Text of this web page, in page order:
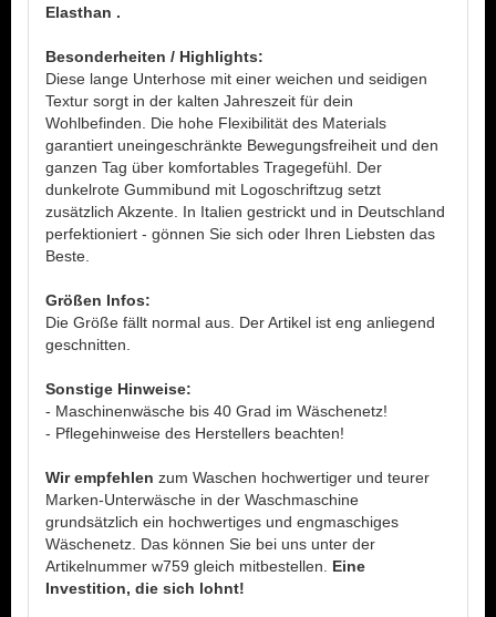
Elasthan .
Besonderheiten / Highlights:
Diese lange Unterhose mit einer weichen und seidigen
Textur sorgt in der kalten Jahreszeit für dein
Wohlbefinden. Die hohe Flexibilität des Materials
garantiert uneingeschränkte Bewegungsfreiheit und den
ganzen Tag über komfortables Tragegefühl. Der
dunkelrote Gummibund mit Logoschriftzug setzt
zusätzlich Akzente. In Italien gestrickt und in Deutschland
perfektioniert - gönnen Sie sich oder Ihren Liebsten das
Beste.
Größen Infos:
Die Größe fällt normal aus. Der Artikel ist eng anliegend
geschnitten.
Sonstige Hinweise:
- Maschinenwäsche bis 40 Grad im Wäschenetz!
- Pflegehinweise des Herstellers beachten!
Wir empfehlen zum Waschen hochwertiger und teurer
Marken-Unterwäsche in der Waschmaschine
grundsätzlich ein hochwertiges und engmaschiges
Wäschenetz. Das können Sie bei uns unter der
Artikelnummer w759 gleich mitbestellen. Eine
Investition, die sich lohnt!